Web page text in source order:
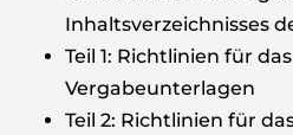
Inhaltsverzeichnisses
Teil 1: Richtlinien für
Vergabeunterlagen
Teil 2: Richtlinien für